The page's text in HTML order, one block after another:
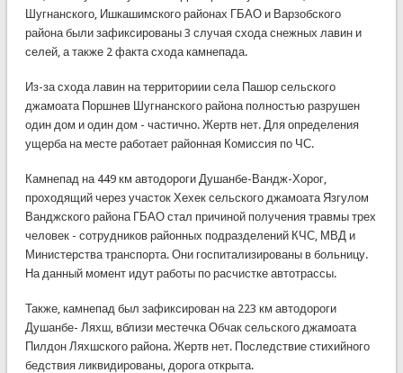
Шугнанского, Ишкашимского районах ГБАО и Варзобского
района были зафиксированы 3 случая схода снежных лавин и
селей, а также 2 факта схода камнепада.
Из-за схода лавин на территориии села Пашор сельского
джамоата Поршнев Шугнанского района полностью разрушен
один дом и один дом - частично. Жертв нет. Для определения
ущерба на месте работает районная Комиссия по ЧС.
Камнепад на 449 км автодороги Душанбе-Вандж-Хорог,
проходящий через участок Хехек сельского джамоата Язгулом
Ванджского района ГБАО стал причиной получения травмы трех
человек - сотрудников районных подразделений КЧС, МВД и
Министерства транспорта. Они госпитализированы в больницу.
На данный момент идут работы по расчистке автотрассы.
Также, камнепад был зафиксирован на 223 км автодороги
Душанбе- Ляхш, вблизи местечка Обчак сельского джамоата
Пилдон Ляхшского района. Жертв нет. Последствие стихийного
бедствия ликвидированы, дорога открыта.